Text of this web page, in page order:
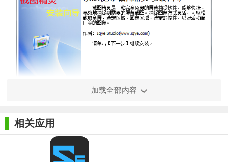
【截图精灵电脑版功能】
1. 灵活截图：截图精灵支持全屏截图、选定区域截图、固定
加载全部内容
相关应用